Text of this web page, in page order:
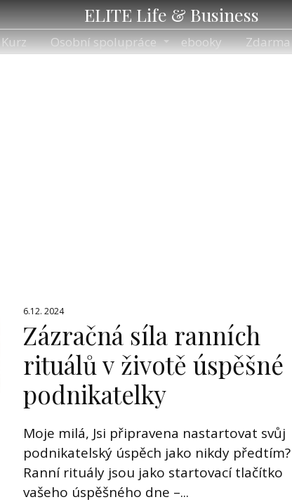
ELITE Life & Business
Kurz Osobní spolupráce ebooky Zdarma
6.12. 2024
Zázračná síla ranních
rituálů v životě úspěšné
podnikatelky
Moje milá, Jsi připravena nastartovat svůj
podnikatelský úspěch jako nikdy předtím?
Ranní rituály jsou jako startovací tlačítko
vašeho úspěšného dne –...